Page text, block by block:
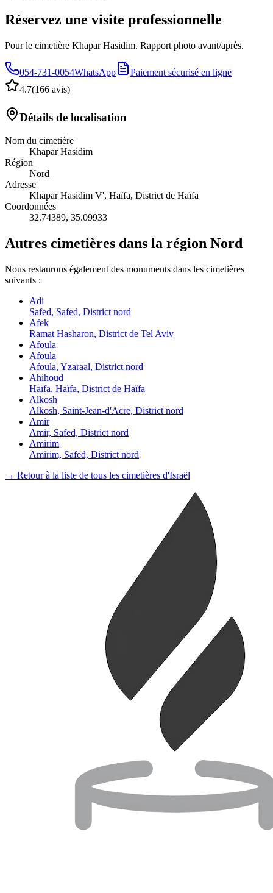
Réservez une visite professionnelle
Pour le cimetière Khapar Hasidim. Rapport photo avant/après.
054-731-0054WhatsApp
Paiement sécurisé en ligne
4.7(166 avis)
Détails de localisation
Nom du cimetière
Khapar Hasidim
Région
Nord
Adresse
Khapar Hasidim V', Haïfa, District de Haïfa
Coordonnées
32.74389, 35.09933
Autres cimetières dans la région Nord
Nous restaurons également des monuments dans les cimetières
suivants :
Adi
Safed, Safed, District nord
Afek
Ramat Hasharon, District de Tel Aviv
Afoula
Afoula
Afoula, Yzaraal, District nord
Ahihoud
Haïfa, Haïfa, District de Haïfa
Alkosh
Alkosh, Saint-Jean-d'Acre, District nord
Amir
Amir, Safed, District nord
Amirim
Amirim, Safed, District nord
→ Retour à la liste de tous les cimetières d'Israël